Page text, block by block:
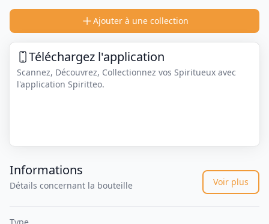
Ajouter à une collection
Téléchargez l'application
Scannez, Découvrez, Collectionnez vos Spiritueux avec
l'application Spiritteo.
Informations
Détails concernant la bouteille Voir plus